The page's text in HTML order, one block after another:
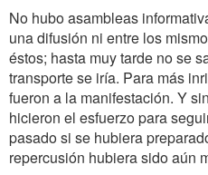
No hubo asambleas
una difusión ni entre los
éstos; hasta muy tarde no se
transporte se iría. Para más
fueron a la manifestación. Y
hicieron el esfuerzo para
pasado si se hubiera
repercusión hubiera sido aún